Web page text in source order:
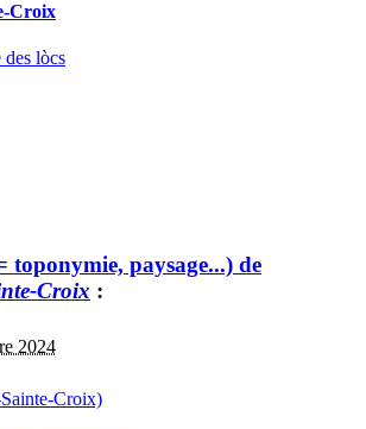
Croix
des lòcs
toponymie, paysage...) de
Croix :
2024
Croix)